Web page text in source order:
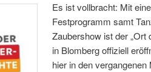
Es ist vollbracht: Mit
Festprogramm samt
Zaubershow ist der „Ort
in Blomberg offiziell
hier in den